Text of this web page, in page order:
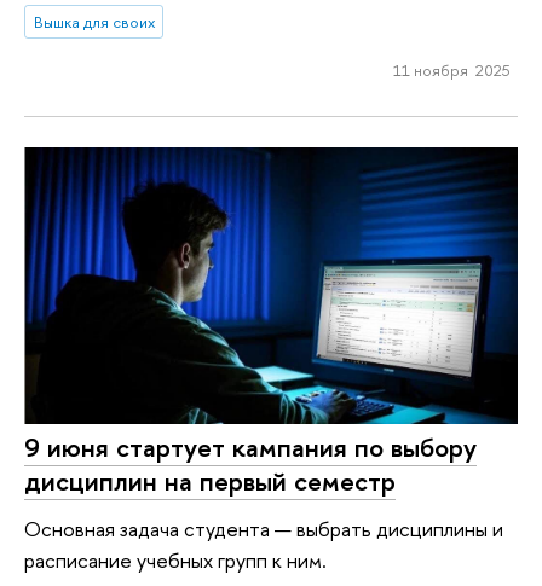
Вышка для своих
11 ноября 2025
9 июня стартует кампания по выбору
дисциплин на первый семестр
Основная задача студента — выбрать дисциплины и
расписание учебных групп к ним.